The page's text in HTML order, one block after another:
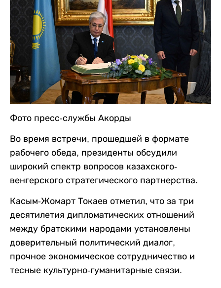
Фото пресс-службы Акорды
Во время встречи, прошедшей в формате
рабочего обеда, президенты обсудили
широкий спектр вопросов казахского-
венгерского стратегического партнерства.
Касым-Жомарт Токаев отметил, что за три
десятилетия дипломатических отношений
между братскими народами установлены
доверительный политический диалог,
прочное экономическое сотрудничество и
тесные культурно-гуманитарные связи.